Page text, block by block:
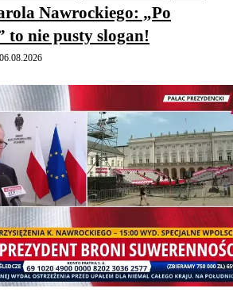
Nawrockiego: „Po
to nie pusty slogan!
06.08.2026